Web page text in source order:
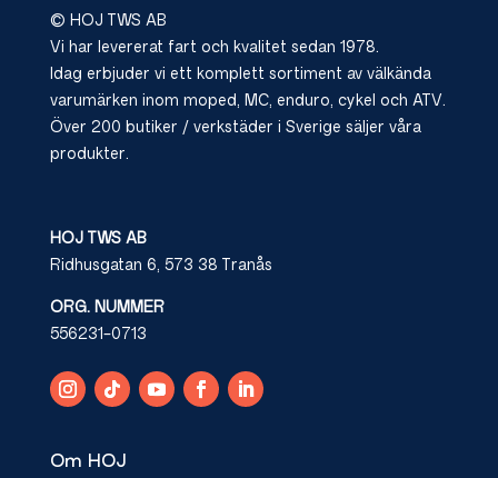
© HOJ TWS AB
Vi har levererat fart och kvalitet sedan 1978.
Idag erbjuder vi ett komplett sortiment av välkända
varumärken inom moped, MC, enduro, cykel och ATV.
Över 200 butiker / verkstäder i Sverige säljer våra
produkter.
HOJ TWS AB
Ridhusgatan 6, 573 38 Tranås
ORG. NUMMER
556231-0713
Om HOJ